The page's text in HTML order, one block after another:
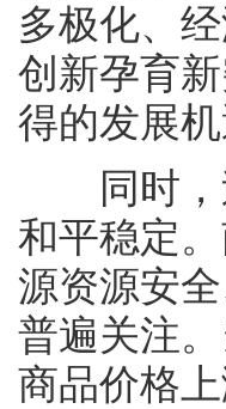
多极化、
创新孕育
得的发展机
同时，过
和平稳定
源资源安
普遍关注
商品价格